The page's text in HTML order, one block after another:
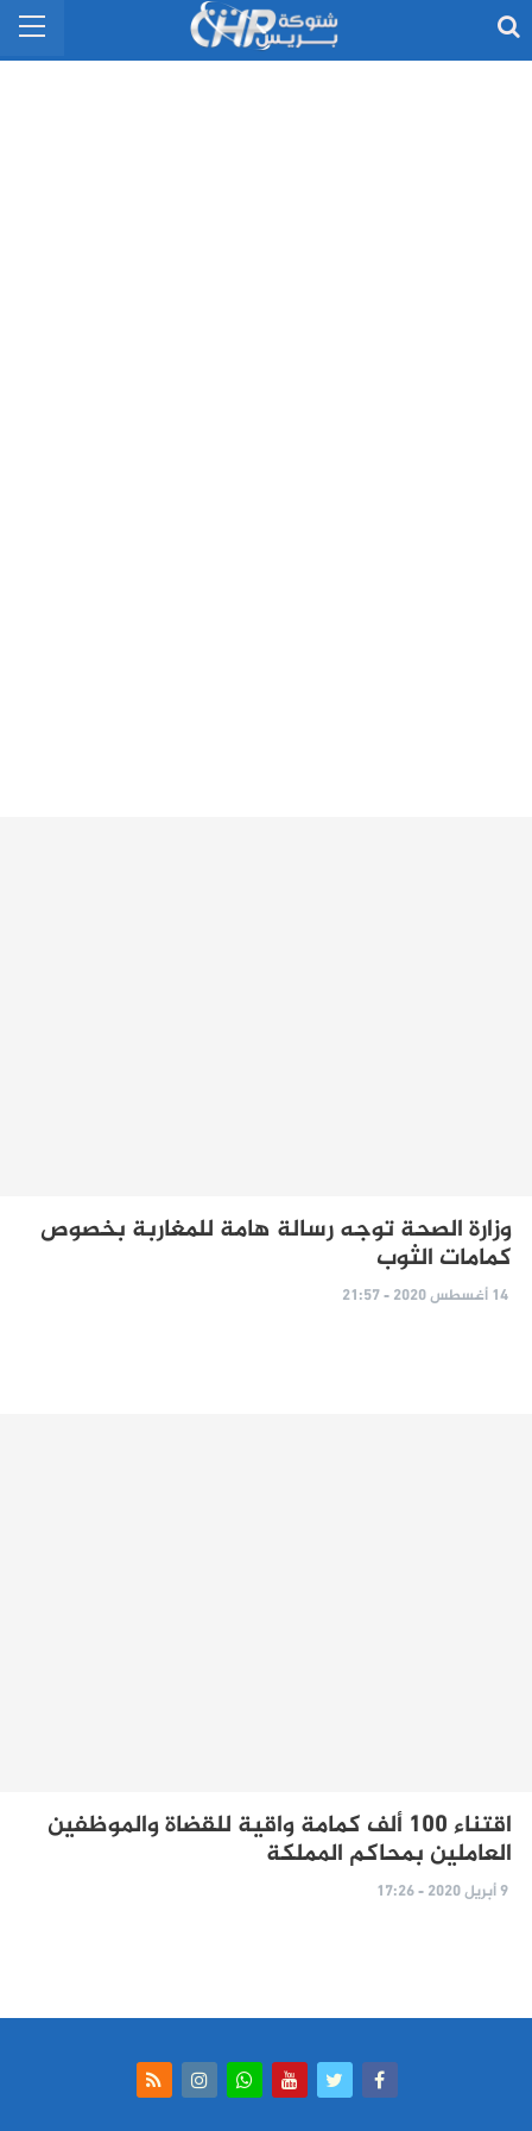
وزارة الصحة توجه رسالة هامة للمغاربة بخصوص
كمامات الثوب
14 أغسطس 2020 - 21:57
اقتناء 100 ألف كمامة واقية للقضاة والموظفين
العاملين بمحاكم المملكة
9 أبريل 2020 - 17:26